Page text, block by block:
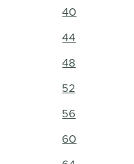
40
44
48
52
56
60